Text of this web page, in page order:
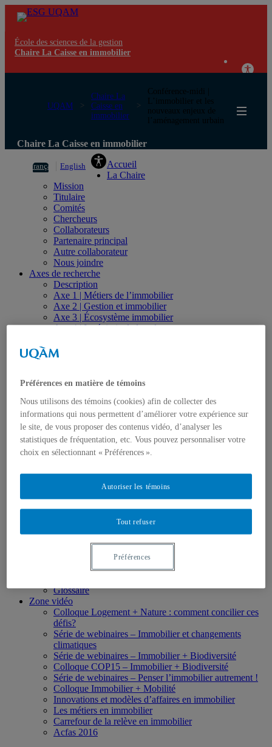
École des sciences de la gestion
Chaire La Caisse en immobilier
UQAM
Chaire La
Caisse en
immobilier
Conférence-midi |
L’immobilier et les
nouveaux enjeux de
l’aménagement urbain
Chaire La Caisse en immobilier
Français English
Accueil
La Chaire
Mission
Titulaire
Comités
Chercheurs
Collaborateurs
Partenaire principal
Autre collaborateur
Nous joindre
Axes de recherche
Description
Axe 1 | Métiers de l’immobilier
Axe 2 | Gestion et immobilier
Axe 3 | Écosystème immobilier
Axe 4 | Ingénierie de la valeur
Axe 6 | Innovation, transfert et valorisation
Réalisations
Articles
Livres, monographies et actes de colloque
Rapports de recherche
Réalisations et productions vidéo
Colloques, communications et conférences
Revue de presse
Formation universitaire
Études de 1er cycle
Études de 3e cycle
Formation collégiale
Formation en ligne
Glossaire
Zone vidéo
Colloque Logement + Nature : comment concilier ces
défis?
Série de webinaires – Immobilier et changements
climatiques
Série de webinaires – Immobilier + Biodiversité
Colloque COP15 – Immobilier + Biodiversité
Série de webinaires – Penser l’immobilier autrement !
Colloque Immobilier + Mobilité
Innovations et modèles d’affaires en immobilier
Les métiers en immobilier
Carrefour de la relève en immobilier
Acfas 2016
Préférences en matière de témoins
Nous utilisons des témoins (cookies) afin de collecter des
informations qui nous permettent d’améliorer votre expérience sur
le site, de vous proposer des contenus vidéo, d’analyser les
statistiques de fréquentation, etc. Vous pouvez personnaliser votre
choix en sélectionnant « Préférences ».
Tout refuser
Autoriser les témoins
Préférences